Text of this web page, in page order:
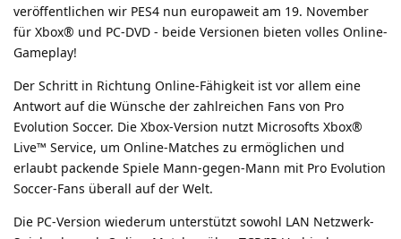
veröffentlichen wir PES4 nun europaweit am 19. November
für Xbox® und PC-DVD - beide Versionen bieten volles Online-
Gameplay!
Der Schritt in Richtung Online-Fähigkeit ist vor allem eine
Antwort auf die Wünsche der zahlreichen Fans von Pro
Evolution Soccer. Die Xbox-Version nutzt Microsofts Xbox®
Live™ Service, um Online-Matches zu ermöglichen und
erlaubt packende Spiele Mann-gegen-Mann mit Pro Evolution
Soccer-Fans überall auf der Welt.
Die PC-Version wiederum unterstützt sowohl LAN Netzwerk-